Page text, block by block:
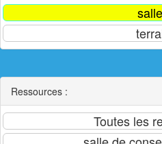
Ressources :